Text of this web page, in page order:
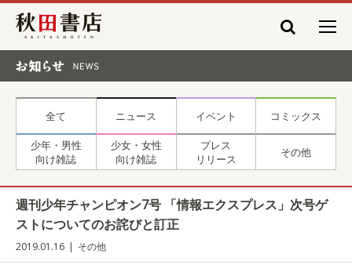
秋田書店
全て ニュース イベント コミックス
少年・男性
向け雑誌
少女・女性
向け雑誌
プレス
リリース
その他
週刊少年チャンピオン7号 「情報エクスプレス」次号ゲ
ストについてのお詫びと訂正
2019.01.16 その他